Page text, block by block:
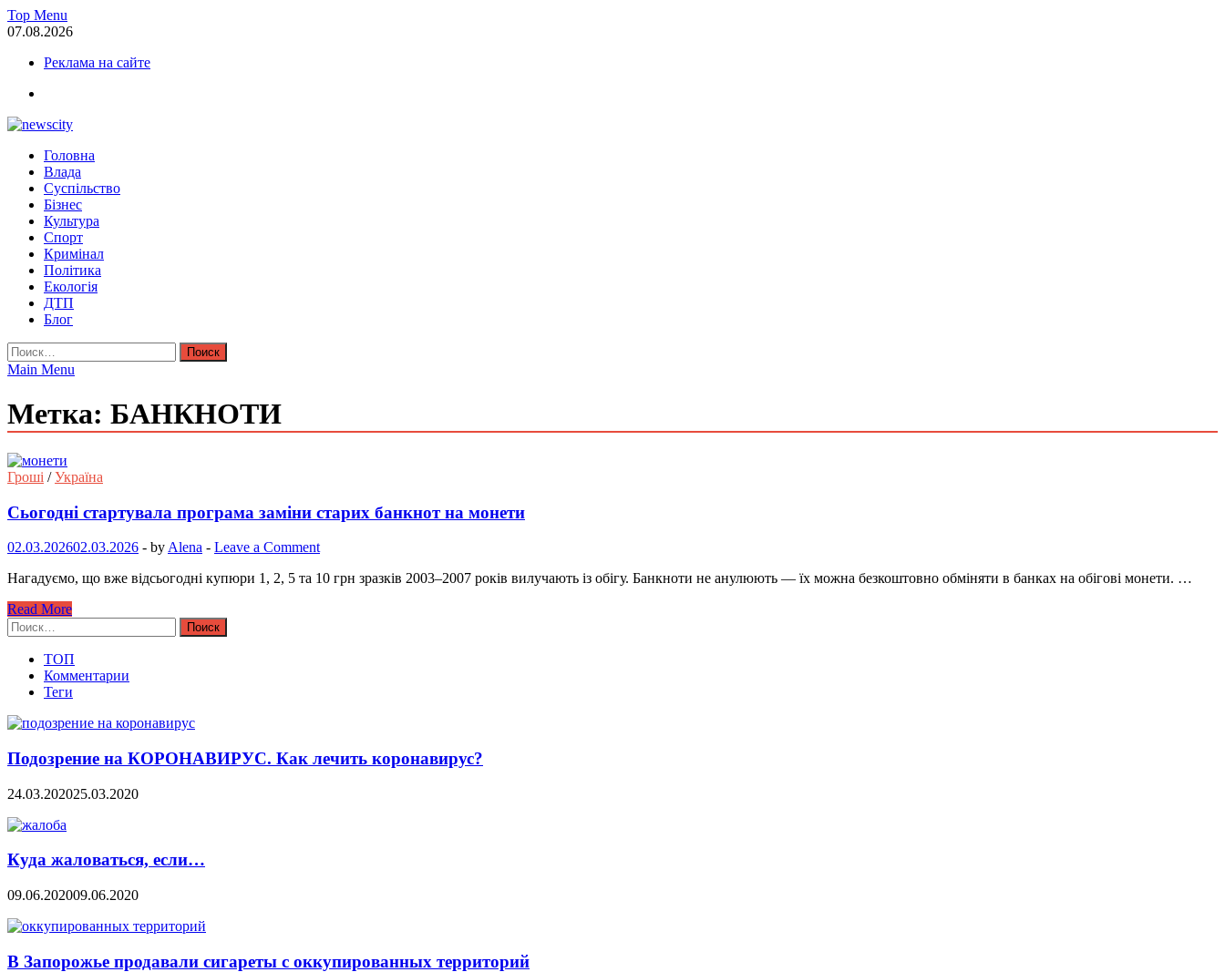
Skip
to
Top Menu
07.08.2026
Реклама на сайте
NewsCity — свежие новости Запорожья сегодня
Новости Запорожья и Запорожской области сегодня. События Запорожья, коррупция, политика, дтп, новости спорта
Головна
Влада
Суспільство
Бізнес
Культура
Спорт
Кримінал
Політика
Екологія
ДТП
Блог
Найти:
Main Menu
Метка: БАНКНОТИ
Гроші /Україна
Сьогодні стартувала програма заміни старих банкнот на монети
02.03.202602.03.2026 - by Alena - Leave a Comment
Нагадуємо, що вже відсьогодні купюри 1, 2, 5 та 10 грн зразків 2003–2007 років вилучають із обігу. Банкноти не анулюють — їх можна безкоштовно обміняти в банках на обігові монети. …
Read More
Найти:
ТОП
Комментарии
Теги
Подозрение на КОРОНАВИРУС. Как лечить коронавирус?
24.03.202025.03.2020
Куда жаловаться, если…
09.06.202009.06.2020
В Запорожье продавали сигареты с оккупированных территорий